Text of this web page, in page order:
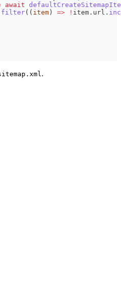
await
filter( ( item) => ! item . url .
.